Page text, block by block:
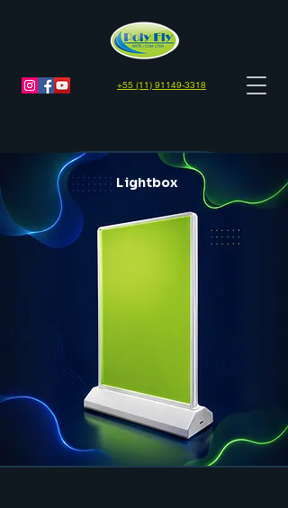
+55 (11) 91149-3318
Lightbox